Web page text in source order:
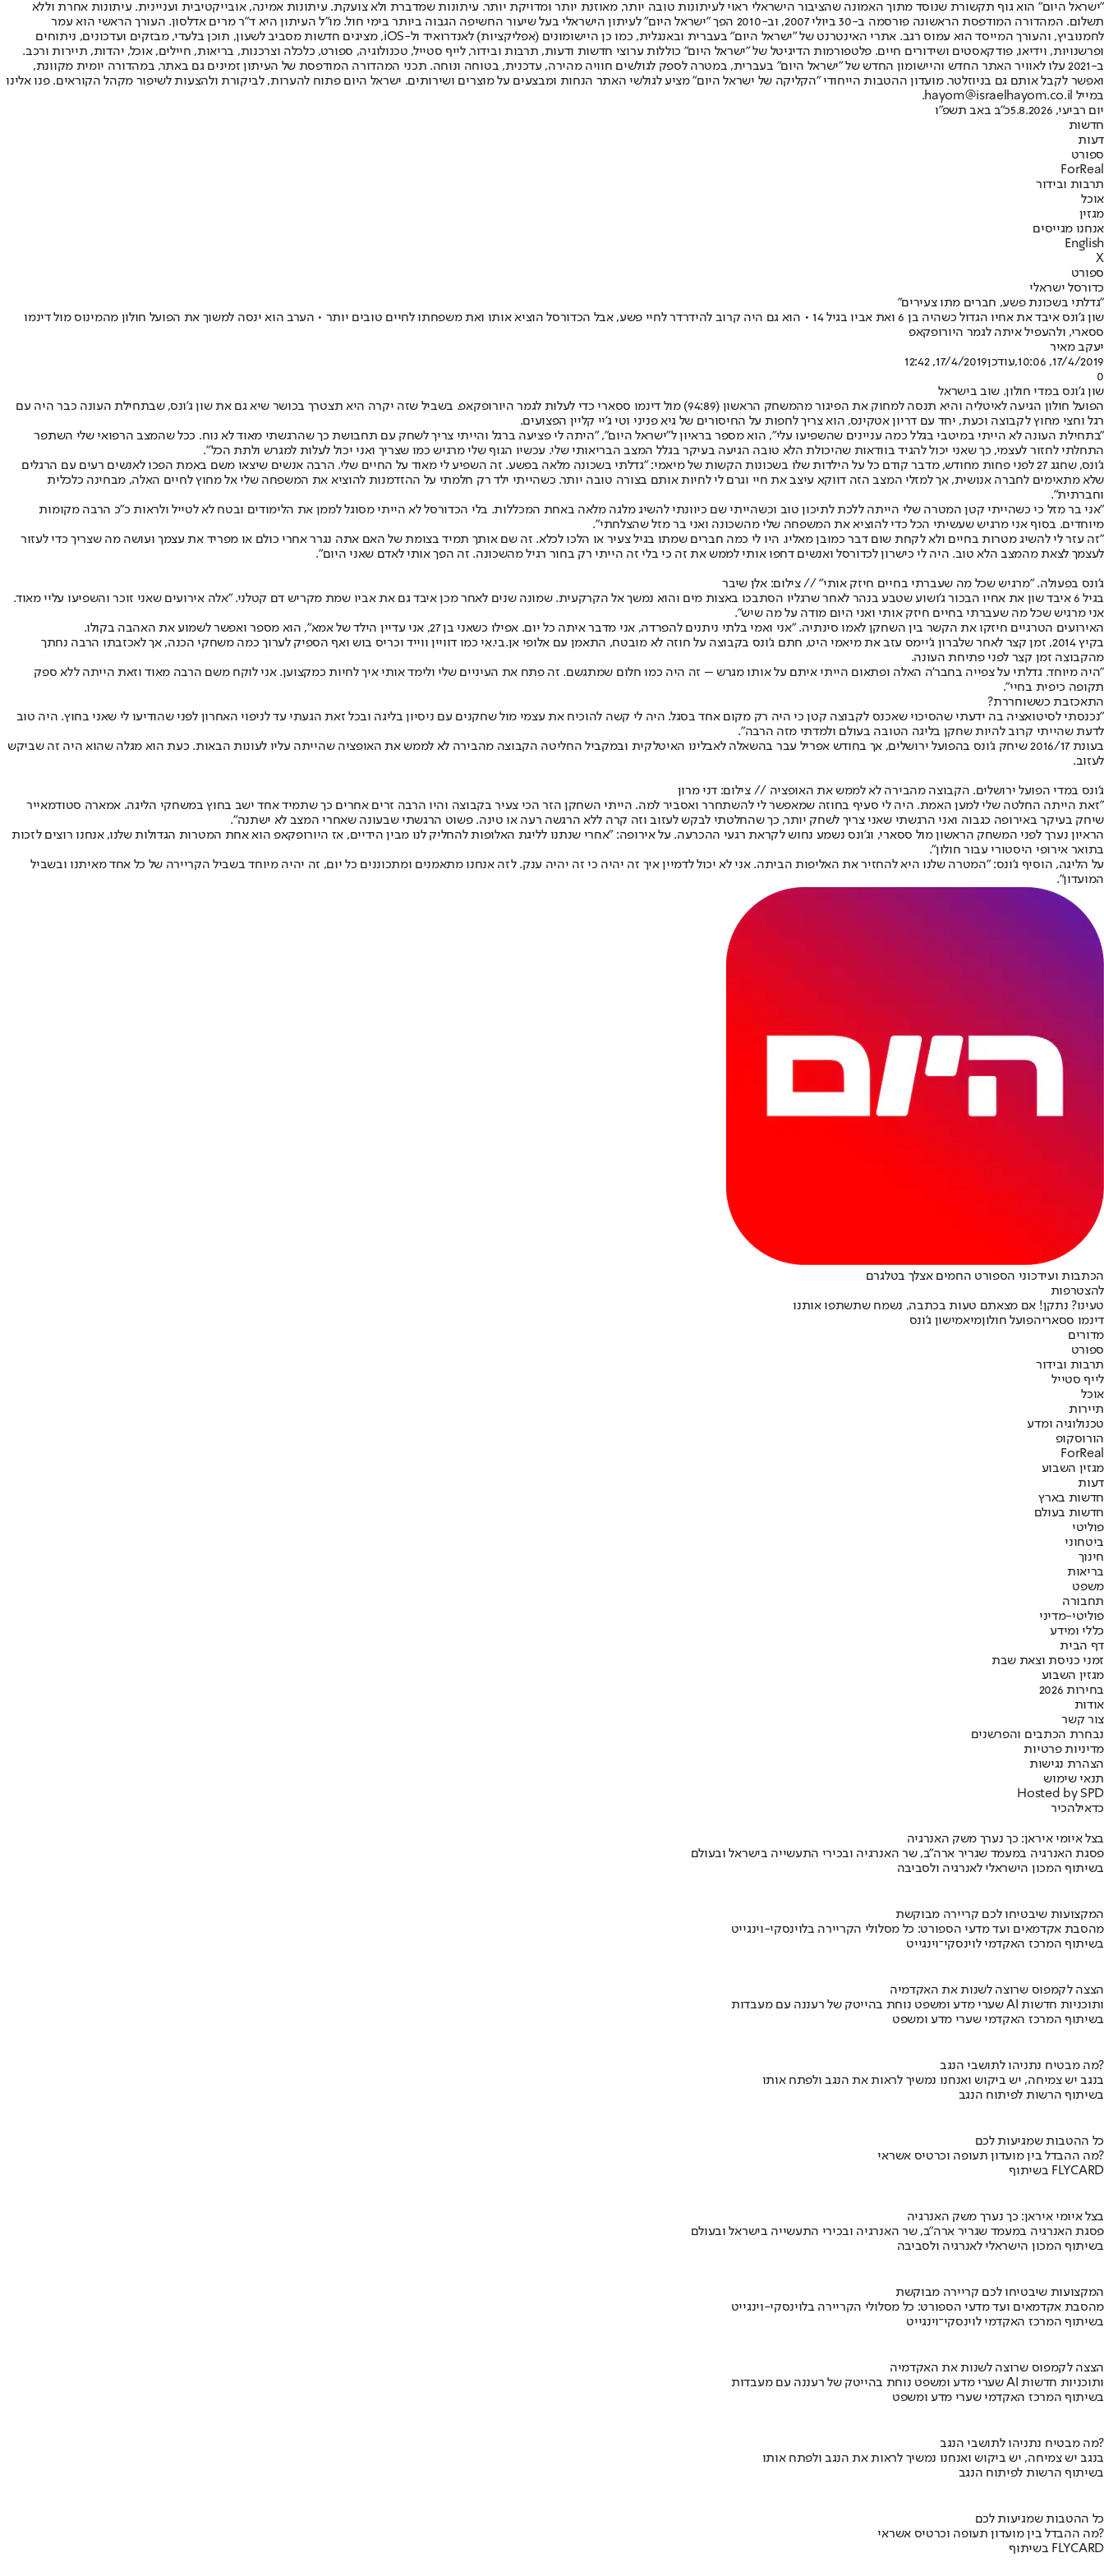
"ישראל היום" הוא גוף תקשורת שנוסד מתוך האמונה שהציבור הישראלי ראוי לעיתונות טובה יותר, מאוזנת יותר ומדויקת יותר. עיתונות שמדברת ולא צועקת. עיתונות אמינה, אובייקטיבית ועניינית. עיתונות אחרת וללא
תשלום. המהדורה המודפסת הראשונה פורסמה ב-30 ביולי 2007, וב-2010 הפך "ישראל היום" לעיתון הישראלי בעל שיעור החשיפה הגבוה ביותר בימי חול. מו"ל העיתון היא ד"ר מרים אדלסון. העורך הראשי הוא עמר
לחמנוביץ, והעורך המייסד הוא עמוס רגב. אתרי האינטרנט של "ישראל היום" בעברית ובאנגלית, כמו כן היישומונים (אפליקציות) לאנדרואיד ול-iOS, מציגים חדשות מסביב לשעון, תוכן בלעדי, מבזקים ועדכונים, ניתוחים
ופרשנויות, וידיאו, פודקאסטים ושידורים חיים. פלטפורמות הדיגיטל של "ישראל היום" כוללות ערוצי חדשות ודעות, תרבות ובידור, לייף סטייל, טכנולוגיה, ספורט, כלכלה וצרכנות, בריאות, חיילים, אוכל, יהדות, תיירות ורכב.
ב-2021 עלו לאוויר האתר החדש והיישומון החדש של "ישראל היום" בעברית, במטרה לספק לגולשים חוויה מהירה, עדכנית, בטוחה ונוחה. תכני המהדורה המודפסת של העיתון זמינים גם באתר, במהדורה יומית מקוונת,
ואפשר לקבל אותם גם בניוזלטר. מועדון ההטבות הייחודי "הקליקה של ישראל היום" מציע לגולשי האתר הנחות ומבצעים על מוצרים ושירותים. ישראל היום פתוח להערות, לביקורת ולהצעות לשיפור מקהל הקוראים. פנו אלינו
במייל hayom@israelhayom.co.il.
יום רביעי, 5.8.2026
כ"ב באב תשפ"ו
חדשות
דעות
ספורט
ForReal
תרבות ובידור
אוכל
מגזין
אנחנו מגייסים
English
X
ספורט
כדורסל ישראלי
"גדלתי בשכונת פשע, חברים מתו צעירים"
שון ג'ונס איבד את אחיו הגדול כשהיה בן 6 ואת אביו בגיל 14 • הוא גם היה קרוב להידרדר לחיי פשע, אבל הכדורסל הוציא אותו ואת משפחתו לחיים טובים יותר • הערב הוא ינסה למשוך את הפועל חולון מהמינוס מול דינמו
ססארי, ולהעפיל איתה לגמר היורופקאפ
יעקב מאיר
17/4/2019, 10:06
,עודכן17/4/2019, 12:42
0
שון ג'ונס במדי חולון. שוב בישראל
הפועל חולון הגיעה לאיטליה והיא תנסה למחוק את הפיגור מהמשחק הראשון (94:89) מול דינמו ססארי כדי לעלות לגמר היורופקאפ. בשביל שזה יקרה היא תצטרך בכושר שיא גם את שון ג'ונס, שבתחילת העונה כבר היה עם
רגל וחצי מחוץ לקבוצה וכעת, יחד עם דריון אטקינס, הוא צריך לחפות על החיסורים של גיא פניני וטי ג'יי קליין הפצועים.
"בתחילת העונה לא הייתי במיטבי בגלל כמה עניינים שהשפיעו עלי", הוא מספר בראיון ל"ישראל היום", "היתה לי פציעה ברגל והייתי צריך לשחק עם תחבושת כך שהרגשתי מאוד לא נוח. ככל שהמצב הרפואי שלי השתפר
התחלתי לחזור לעצמי, כך שאני יכול להגיד בוודאות שהיכולת הלא טובה הגיעה בעיקר בגלל המצב הבריאותי שלי. עכשיו הגוף שלי מרגיש כמו שצריך ואני יכול לעלות למגרש ולתת הכל".
ג'ונס, שחגג 27 לפני פחות מחודש, מדבר קודם כל על הילדות שלו בשכונות הקשות של מיאמי: "גדלתי בשכונה מלאה בפשע. זה השפיע לי מאוד על החיים שלי. הרבה אנשים שיצאו משם באמת הפכו לאנשים רעים עם הרגלים
שלא מתאימים לחברה אנושית, אך למזלי המצב הזה דווקא עיצב את חיי וגרם לי לחיות אותם בצורה טובה יותר. כשהייתי ילד רק חלמתי על ההזדמנות להוציא את המשפחה שלי אל מחוץ לחיים האלה, מבחינה כלכלית
וחברתית".
"אני בר מזל כי כשהייתי קטן המטרה שלי הייתה ללכת לתיכון טוב וכשהייתי שם כיוונתי להשיג מלגה מלאה באחת המכללות. בלי הכדורסל לא הייתי מסוגל לממן את הלימודים ובטח לא לטייל ולראות כ"כ הרבה מקומות
מיוחדים. בסוף אני מרגיש שעשיתי הכל כדי להוציא את המשפחה שלי מהשכונה ואני בר מזל שהצלחתי".
"זה עזר לי להשיג מטרות בחיים ולא לקחת שום דבר כמובן מאליו. היו לי כמה חברים שמתו בגיל צעיר או הלכו לכלא. זה שם אותך תמיד בצומת של האם אתה נגרר אחרי כולם או מפריד את עצמך ועושה מה שצריך כדי לעזור
לעצמך לצאת מהמצב הלא טוב. היה לי כישרון לכדורסל ואנשים דחפו אותי לממש את זה כי בלי זה הייתי רק בחור רגיל מהשכונה. זה הפך אותי לאדם שאני היום".
ג'ונס בפעולה. "מרגיש שכל מה שעברתי בחיים חיזק אותי" // צילום: אלן שיבר
בגיל 6 איבד שון את אחיו הבכור ג'ושוע שטבע בנהר לאחר שרגליו הסתבכו באצות מים והוא נמשך אל הקרקעית. שמונה שנים לאחר מכן איבד גם את אביו שמת מקריש דם קטלני. "אלה אירועים שאני זוכר והשפיעו עליי מאוד.
אני מרגיש שכל מה שעברתי בחיים חיזק אותי ואני היום מודה על מה שיש".
האירועים הטרגיים חיזקו את הקשר בין השחקן לאמו סינתיה. "אני ואמי בלתי ניתנים להפרדה, אני מדבר איתה כל יום. אפילו כשאני בן 27, אני עדיין הילד של אמא", הוא מספר ואפשר לשמוע את האהבה בקולו.
בקיץ 2014, זמן קצר לאחר שלברון ג'יימס עזב את מיאמי היט, חתם ג'ונס בקבוצה על חוזה לא מובטח, התאמן עם אלופי אן.בי.אי כמו דוויין ווייד וכריס בוש ואף הספיק לערוך כמה משחקי הכנה, אך לאכזבתו הרבה נחתך
מהקבוצה זמן קצר לפני פתיחת העונה.
"היה מיוחד. גדלתי על צפייה בחבר'ה האלה ופתאום הייתי איתם על אותו מגרש – זה היה כמו חלום שמתגשם. זה פתח את העיניים שלי ולימד אותי איך לחיות כמקצוען. אני לוקח משם הרבה מאוד וזאת הייתה ללא ספק
תקופה כיפית בחיי".
התאכזבת כששוחררת?
"נכנסתי לסיטואציה בה ידעתי שהסיכוי שאכנס לקבוצה קטן כי היה רק מקום אחד בסגל. היה לי קשה להוכיח את עצמי מול שחקנים עם ניסיון בליגה ובכל זאת הגעתי עד לניפוי האחרון לפני שהודיעו לי שאני בחוץ. היה טוב
לדעת שהייתי קרוב להיות שחקן בליגה הטובה בעולם ולמדתי מזה הרבה".
בעונת 2016/17 שיחק ג'ונס בהפועל ירושלים, אך בחודש אפריל עבר בהשאלה לאבלינו האיטלקית ובמקביל החליטה הקבוצה מהבירה לא לממש את האופציה שהייתה עליו לעונות הבאות. כעת הוא מגלה שהוא היה זה שביקש
לעזוב.
ג'ונס במדי הפועל ירושלים. הקבוצה מהבירה לא לממש את האופציה // צילום: דני מרון
"זאת הייתה החלטה שלי למען האמת. היה לי סעיף בחוזה שמאפשר לי להשתחרר ואסביר למה. הייתי השחקן הזר הכי צעיר בקבוצה והיו הרבה זרים אחרים כך שתמיד אחד ישב בחוץ במשחקי הליגה. אמארה סטודמאייר
שיחק בעיקר באירופה כגבוה ואני הרגשתי שאני צריך לשחק יותר, כך שהחלטתי לבקש לעזוב וזה קרה ללא הרגשה רעה או טינה. פשוט הרגשתי שבעונה שאחרי המצב לא ישתנה".
הראיון נערך לפני המשחק הראשון מול ססארי, וג'ונס נשמע נחוש לקראת רגעי ההכרעה. על אירופה: "אחרי שנתנו לליגת האלופות להחליק לנו מבין הידיים, אז היורופקאפ הוא אחת המטרות הגדולות שלנו, אנחנו רוצים לזכות
בתואר אירופי היסטורי עבור חולון".
על הליגה, הוסיף ג'ונס: "המטרה שלנו היא להחזיר את האליפות הביתה. אני לא יכול לדמיין איך זה יהיה כי זה יהיה ענק. לזה אנחנו מתאמנים ומתכוננים כל יום, זה יהיה מיוחד בשביל הקריירה של כל אחד מאיתנו ובשביל
המועדון".
הכתבות ועידכוני הספורט החמים אצלך בטלגרם
להצטרפות
טעינו? נתקן! אם מצאתם טעות בכתבה, נשמח שתשתפו אותנו
דינמו ססאריהפועל חולוןמיאמישון ג'ונס
מדורים
ספורט
תרבות ובידור
לייף סטייל
אוכל
תיירות
טכנולוגיה ומדע
הורוסקופ
ForReal
מגזין השבוע
דעות
חדשות בארץ
חדשות בעולם
פוליטי
ביטחוני
חינוך
בריאות
משפט
תחבורה
פוליטי-מדיני
כללי ומידע
דף הבית
זמני כניסת וצאת שבת
מגזין השבוע
בחירות 2026
אודות
צור קשר
נבחרת הכתבים והפרשנים
מדיניות פרטיות
הצהרת נגישות
תנאי שימוש
Hosted by SPD
כדאילהכיר
בצל איומי איראן: כך נערך משק האנרגיה
פסגת האנרגיה במעמד שגריר ארה"ב, שר האנרגיה ובכירי התעשייה בישראל ובעולם
בשיתוף המכון הישראלי לאנרגיה ולסביבה
המקצועות שיבטיחו לכם קריירה מבוקשת
מהסבת אקדמאים ועד מדעי הספורט: כל מסלולי הקריירה בלוינסקי-וינגייט
בשיתוף המרכז האקדמי לוינסקי־וינגייט
הצצה לקמפוס שרוצה לשנות את האקדמיה
שערי מדע ומשפט נוחת בהייטק של רעננה עם מעבדות AI ותוכניות חדשות
בשיתוף המרכז האקדמי שערי מדע ומשפט
מה מבטיח נתניהו לתושבי הנגב?
בנגב יש צמיחה, יש ביקוש ואנחנו נמשיך לראות את הנגב ולפתח אותו
בשיתוף הרשות לפיתוח הנגב
כל ההטבות שמגיעות לכם
מה ההבדל בין מועדון תעופה וכרטיס אשראי?
בשיתוף FLYCARD
בצל איומי איראן: כך נערך משק האנרגיה
פסגת האנרגיה במעמד שגריר ארה"ב, שר האנרגיה ובכירי התעשייה בישראל ובעולם
בשיתוף המכון הישראלי לאנרגיה ולסביבה
המקצועות שיבטיחו לכם קריירה מבוקשת
מהסבת אקדמאים ועד מדעי הספורט: כל מסלולי הקריירה בלוינסקי-וינגייט
בשיתוף המרכז האקדמי לוינסקי־וינגייט
הצצה לקמפוס שרוצה לשנות את האקדמיה
שערי מדע ומשפט נוחת בהייטק של רעננה עם מעבדות AI ותוכניות חדשות
בשיתוף המרכז האקדמי שערי מדע ומשפט
מה מבטיח נתניהו לתושבי הנגב?
בנגב יש צמיחה, יש ביקוש ואנחנו נמשיך לראות את הנגב ולפתח אותו
בשיתוף הרשות לפיתוח הנגב
כל ההטבות שמגיעות לכם
מה ההבדל בין מועדון תעופה וכרטיס אשראי?
בשיתוף FLYCARD